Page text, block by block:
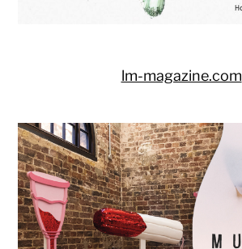
lm-magazine.com